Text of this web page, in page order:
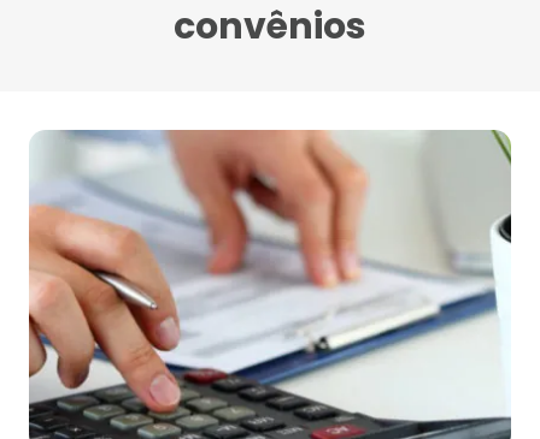
convênios